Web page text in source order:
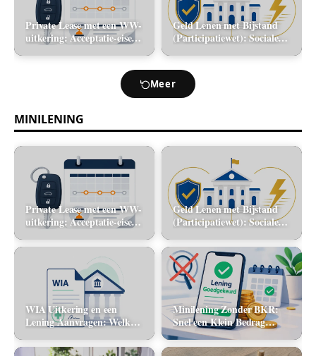
Private Lease met een WW-
uitkering: Acceptatie-eisen
Geld Lenen met Bijstand
(Participatiewet): Sociale
Meer
MINILENING
Private Lease met een WW-
uitkering: Acceptatie-eisen
en alternatieve mobiliteit
Geld Lenen met Bijstand
(Participatiewet): Sociale
flitskrediet
WIA Uitkering en een
Lening Aanvragen: Welke
mee?
Minilening Zonder BKR:
Snel een Klein Bedrag
Lenen Zonder Toetsing